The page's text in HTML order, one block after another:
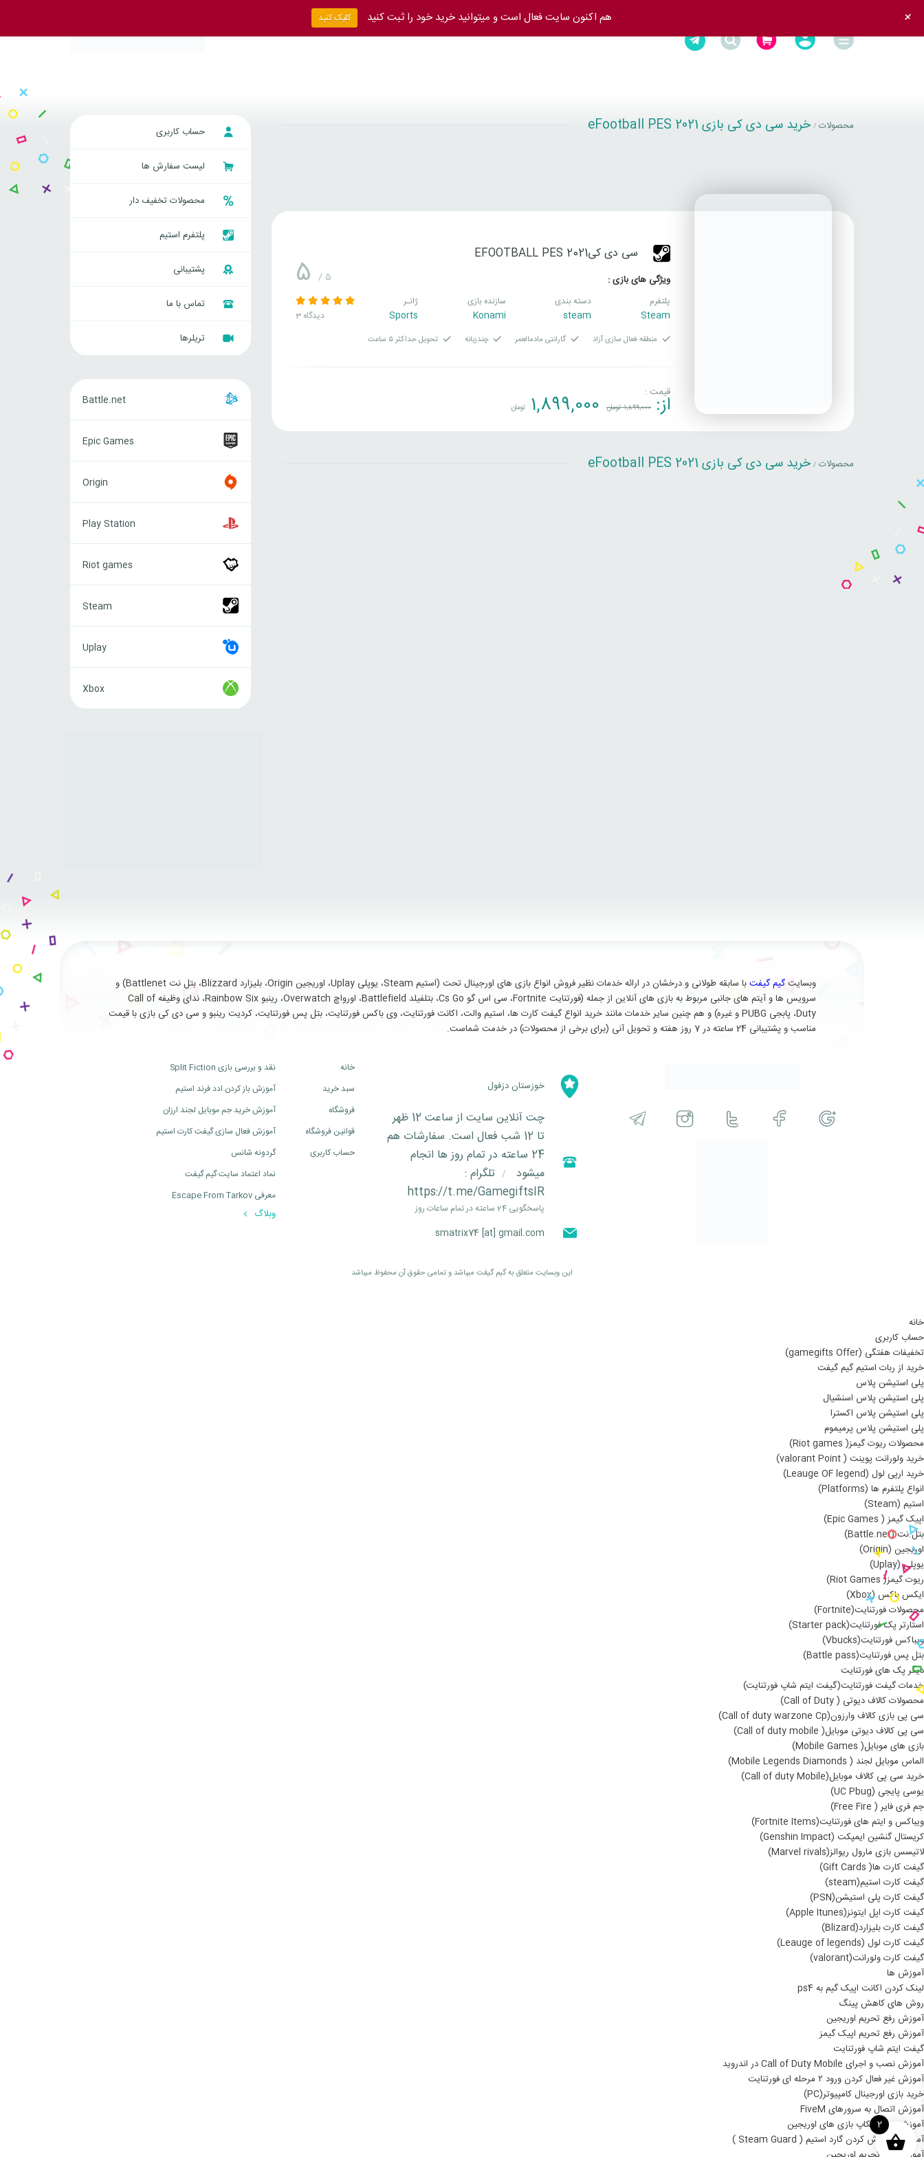
محصولات / خرید سی دی کی بازی eFootball PES 2021
سی دی کیEFOOTBALL PES 2021
ویژگی های بازی :
پلتفرم
Steam
دسته بندی
steam
سازنده بازی
Konami
ژانـر
Sports
5 / 5
3 دیدگاه
منطقه فعال سازی آزاد گارانتی مادمالعمر چندزبانه تحویل حداکثر ۵ ساعت
قیمت :
از: 1,899,000تومان 1,899,000 تومان
محصولات / خرید سی دی کی بازی eFootball PES 2021
حساب کاربری
لیست سفارش ها
محصولات تخفیف دار
پلتفرم استیم
پشتیبانی
تماس با ما
تریلرها
Battle.net
Games
Epic Games
Origin
Station
Play Station
games
Riot games
Steam
Uplay
Xbox
وبسایتگیم گیفت
با سابقه طولانی و درخشان در ارائه خدمات نظیر فروش انواع بازی های اورجینال تحت (استیم Steam، یوپلی Uplay، اوریجین Origin، بلیزارد Blizzard، بتل نت Battlenet) و
سرویس ها و آیتم های جانبی مربوط به بازی های آنلاین از جمله (فورتنایت Fortnite، سی اس گو Cs Go، بتلفیلد Battlefield، اورواچ Overwatch، رینبو Rainbow Six، ندای وظیفه Call of
Duty، پابجی PUBG و غیره) و هم چنین سایر خدمات مانند خرید انواع گیفت کارت ها، استیم والت، اکانت فورتنایت، وی باکس فورتنایت، بتل پس فورتنایت، کردیت رینبو و سی دی کی بازی با قیمت
مناسب و پشتیبانی 24 ساعته در 7 روز هفته و تحویل آنی (برای برخی از محصولات) در خدمت شماست.
خوزستان دزفول
چت آنلاین سایت از ساعت 12 ظهر
تا 12 شب فعال است. سفارشات هم
24 ساعته در تمام روز ها انجام
میشود
/ تلگرام :
https://t.me/GamegiftsIR
پاسخگویی 24 ساعته در تمام ساعات روز
smatrix74 [at] gmail.com
خانه
سبد خرید
فروشگاه
قوانین فروشگاه
حساب کاربری
نقد و بررسی بازی Split Fiction
آموزش باز کردن ادد فرند استیم
آموزش خرید جم موبایل لجند ارزان
آموزش فعال سازی گیفت کارت استیم
گردونه شانس
نماد اعتماد سایت گیم گیفت
معرفی Escape From Tarkov
وبلاگ
اين وبسايت متعلق به گیم گیفت ميباشد و تمامی حقوق آن محفوظ ميباشد
خانه
حساب کاربری
تخفیفات هفتگی (gamegifts Offer)
خرید از ربات استیم گیم گیفت
پلی استیشن پلاس
پلی استیشن پلاس اسنشیال
پلی استیشن پلاس اکسترا
پلی استیشن پلاس پرمیموم
محصولات ریوت گیمز( Riot games)
خرید ولورانت پوینت ( valorant Point)
خرید ارپی لول (Leauge OF legend)
انواع پلتفرم ها (Platforms)
استیم (Steam)
اپیک گیمز ( Epic Games)
بتل.نت (Battle.net)
اوریجین (Origin)
یوپلی (Uplay)
ریوت گیمز( Riot Games)
ایکس باکس (Xbox)
محصولات فورتنایت(Fortnite)
استارتر پک فورتنایت(Starter pack)
ویباکس فورتنایت(Vbucks)
بتل پس فورتنایت(Battle pass)
دیگر پک های فورتنایت
خدمات گیفت فورتنایت(گیفت ایتم شاپ فورتنایت)
محصولات کالاف دیوتی ( Call of Duty)
سی پی بازی کالاف وارزون(Call of duty warzone Cp)
سی پی کالاف دیوتی موبایل( Call of duty mobile)
بازی های موبایل( Mobile Games)
الماس موبایل لجند ( Mobile Legends Diamonds)
خرید سی پی کالاف موبایل(Call of duty Mobile)
یوسی پایجی (UC Pbug)
جم فری فایر ( Free Fire)
ویباکس و ایتم های فورتنایت(Fortnite Items)
کریستال گنشین ایمپکت (Genshin Impact)
لاتیسس بازی مارول ریوالز(Marvel rivals)
گیفت کارت ها( Gift Cards)
گیفت کارت استیم(steam)
گیفت کارت پلی استیشن(PSN)
گیفت کارت اپل ایتونز(Apple Itunes)
گیفت کارت بلیزارد(Blizard)
گیفت کارت لول (Leauge of legends)
گیفت کارت ولورانت(valorant)
آموزش ها
لینک کردن اکانت اپیک گیم به ps4
روش های کاهش پینگ
آموزش رفع تحریم اوریجین
آموزش رفع تحریم اپیک گیمز
گیفت ایتم شاپ فورتنایت
آموزش نصب و اجرای Call of Duty Mobile در اندروید
آموزش غیر فعال کردن ورود ۲ مرحله ای فورتنایت
خرید بازی اورجینال کامپیوتر(PC)
آموزش اتصال به سرورهای FiveM
آموزش نصب بکاپ بازی های اوریجین
آموزش خاموش کردن گارد استیم ( Steam Guard )
هم اکنون سایت فعال است و میتوانید خرید خود را ثبت کنید کلیک کنید +
2